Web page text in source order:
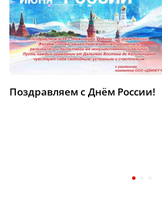
Поздравляем с Днём России!